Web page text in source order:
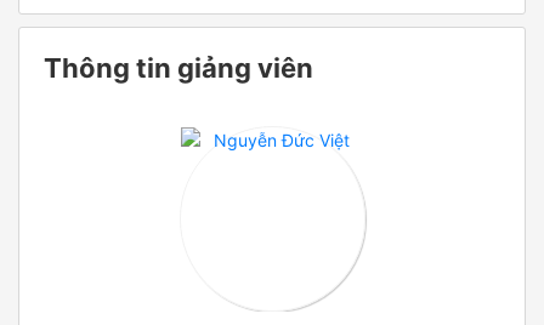
Thông tin giảng viên